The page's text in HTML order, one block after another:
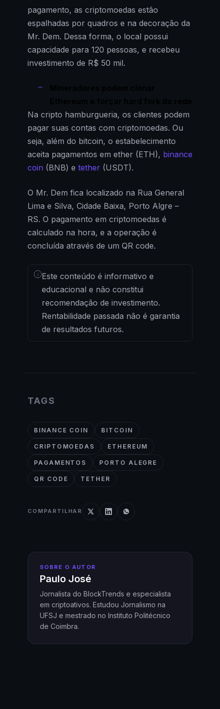
pagamento, as criptomoedas estão
espalhadas por quadros e na decoração da
Mr. Dem. Dessa forma, o local possui
capacidade para 120 pessoas, e recebeu
investimento de R$ 50 mil.
Na cripto hamburgueria, os clientes podem
pagar suas contas com criptomoedas. Ou
seja, além do bitcoin, o estabelecimento
aceita pagamentos em ether (ETH), binance
coin (BNB) e tether (USDT).
O Mr. Dem fica localizado na Rua General
Lima e Silva, Cidade Baixa, Porto Algre –
RS. O pagamento em criptomoedas é
calculado na hora, e a operação é
concluída através de um QR code.
i Este conteúdo é informativo e
educacional e não constitui
recomendação de investimento.
Rentabilidade passada não é garantia
de resultados futuros.
TAGS
BINANCE COIN BITCOIN
CRIPTOMOEDAS ETHEREUM
PAGAMENTOS PORTO ALEGRE
QR CODE TETHER
COMPARTILHAR
SOBRE O AUTOR
Paulo José
Jornalista do BlockTrends e especialista
em criptoativos. Estudou Jornalismo na
UFSJ e mestrado no Instituto Politécnico
de Coimbra.